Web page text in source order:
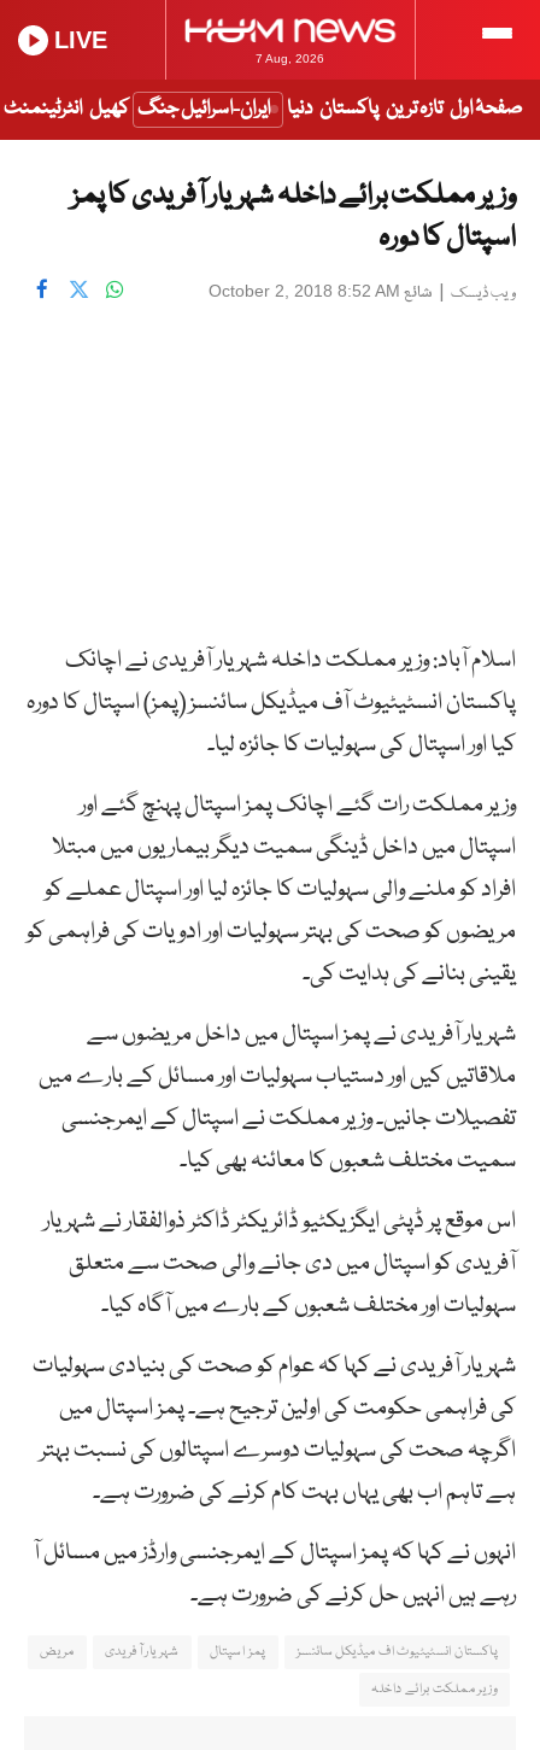
7 Aug, 2026
LIVE
صفحۂ اول تازہ ترین پاکستان دنیا ایران-اسرائیل جنگ کھیل انٹرٹینمنٹ
وزیر مملکت برائے داخلہ شہریار آفریدی کا پمز
اسپتال کا دورہ
ویب ڈیسک | شائع October 2, 2018 8:52 AM
اسلام آباد: وزیر مملکت داخلہ شہر یار آفریدی نے اچانک
پاکستان انسٹیٹیوٹ آف میڈیکل سائنسز (پمز) اسپتال کا دورہ
کیا اور اسپتال کی سہولیات کا جائزہ لیا۔
وزیر مملکت رات گئے اچانک پمز اسپتال پہنچ گئے اور
اسپتال میں داخل ڈینگی سمیت دیگر بیماریوں میں مبتلا
افراد کو ملنے والی سہولیات کا جائزہ لیا اور اسپتال عملے کو
مریضوں کو صحت کی بہتر سہولیات اور ادویات کی فراہمی کو
یقینی بنانے کی ہدایت کی۔
شہریار آفریدی نے پمز اسپتال میں داخل مریضوں سے
ملاقاتیں کیں اور دستیاب سہولیات اور مسائل کے بارے میں
تفصیلات جانیں۔ وزیر مملکت نے اسپتال کے ایمرجنسی
سمیت مختلف شعبوں کا معائنہ بھی کیا۔
اس موقع پر ڈپٹی ایگزیکٹیو ڈائریکٹر ڈاکٹر ذوالفقار نے شہریار
آفریدی کو اسپتال میں دی جانے والی صحت سے متعلق
سہولیات اور مختلف شعبوں کے بارے میں آگاہ کیا۔
شہریار آفریدی نے کہا کہ عوام کو صحت کی بنیادی سہولیات
کی فراہمی حکومت کی اولین ترجیح ہے۔ پمز اسپتال میں
اگرچہ صحت کی سہولیات دوسرے اسپتالوں کی نسبت بہتر
ہے تاہم اب بھی یہاں بہت کام کرنے کی ضرورت ہے۔
انہوں نے کہا کہ پمز اسپتال کے ایمرجنسی وارڈز میں مسائل آ
رہے ہیں انہیں حل کرنے کی ضرورت ہے۔
پاکستان انسٹیٹیوٹ اف میڈیکل سائنسز پمز اسپتال شہریار آفریدی
مریض
وزیر مملکت برائے داخلہ